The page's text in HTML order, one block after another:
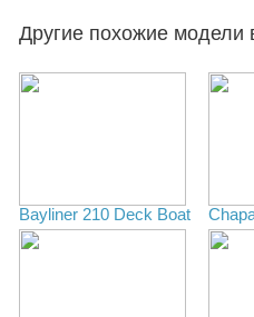
Другие похожие модели
Bayliner 210 Deck Boat